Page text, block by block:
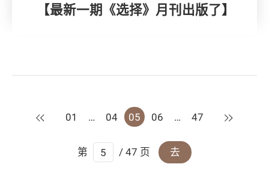
【最新一期《选择》月刊出版了】
上一页
01 … 04 05 06 … 47 下一页
第 / 47 页 去